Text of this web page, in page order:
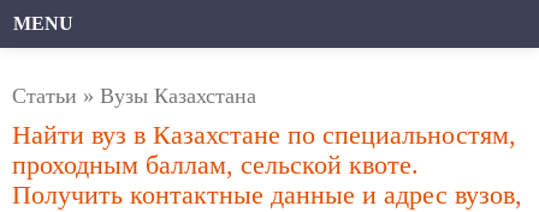
MENU
Статьи » Вузы Казахстана
Найти вуз в Казахстане по специальностям,
проходным баллам, сельской квоте.
Получить контактные данные и адрес вузов,